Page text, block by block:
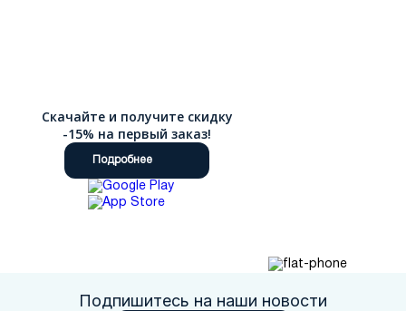
Скачайте и получите скидку
-15% на первый заказ!
Подробнее
Подпишитесь на наши новости